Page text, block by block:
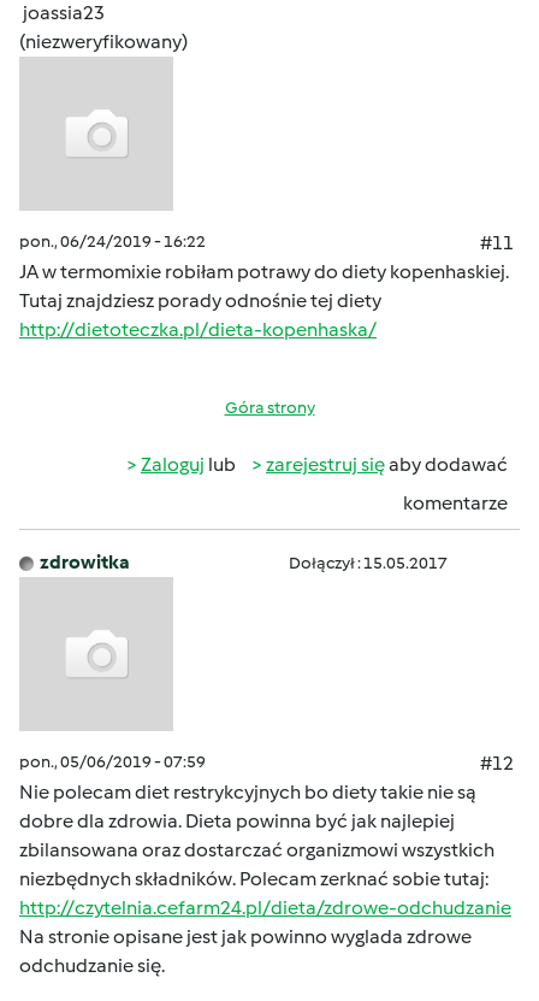
joassia23
(niezweryfikowany)
pon., 06/24/2019 - 16:22
#11
JA w termomixie robiłam potrawy do diety kopenhaskiej.
Tutaj znajdziesz porady odnośnie tej diety
http://dietoteczka.pl/dieta-kopenhaska/
Góra strony
Zaloguj lub zarejestruj sięaby dodawać
komentarze
zdrowitka Dołączył : 15.05.2017
pon., 05/06/2019 - 07:59
#12
Nie polecam diet restrykcyjnych bo diety takie nie są
dobre dla zdrowia. Dieta powinna być jak najlepiej
zbilansowana oraz dostarczać organizmowi wszystkich
niezbędnych składników. Polecam zerknać sobie tutaj:
http://czytelnia.cefarm24.pl/dieta/zdrowe-odchudzanie
Na stronie opisane jest jak powinno wyglada zdrowe
odchudzanie się.